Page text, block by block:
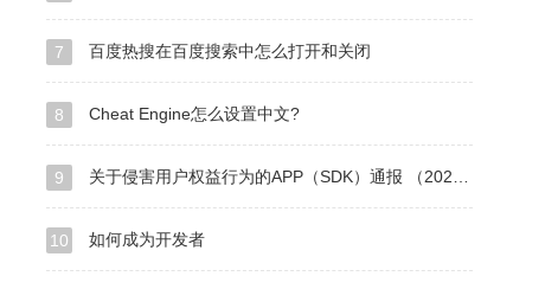
7 百度热搜在百度搜索中怎么打开和关闭
8 Cheat Engine怎么设置中文?
9 关于侵害用户权益行为的APP（SDK）通报 （2024年第1批，总第36批）
10 如何成为开发者